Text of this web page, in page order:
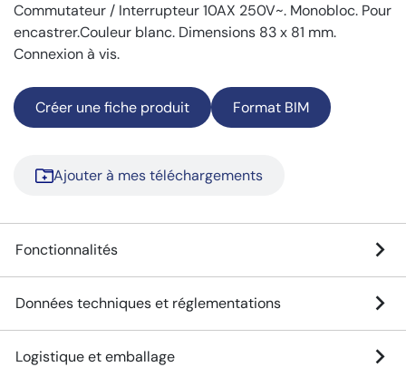
Commutateur / Interrupteur 10AX 250V~. Monobloc. Pour
encastrer.Couleur blanc. Dimensions 83 x 81 mm.
Connexion à vis.
Créer une fiche produit Format BIM
Ajouter à mes téléchargements
Fonctionnalités
Données techniques et réglementations
Logistique et emballage